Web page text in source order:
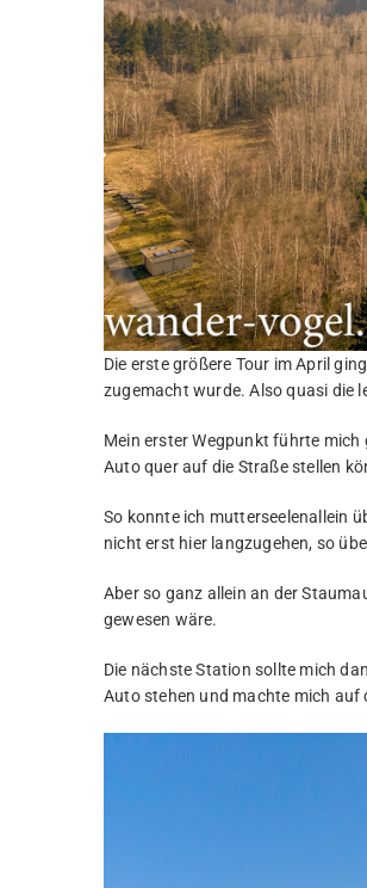
Die erste größere Tour im April
zugemacht wurde. Also quasi die
Mein erster Wegpunkt führte
Auto quer auf die Straße stellen
So konnte ich mutterseelenallein
nicht erst hier langzugehen, so
Aber so ganz allein an der
gewesen wäre.
Die nächste Station sollte mich
Auto stehen und machte mich auf